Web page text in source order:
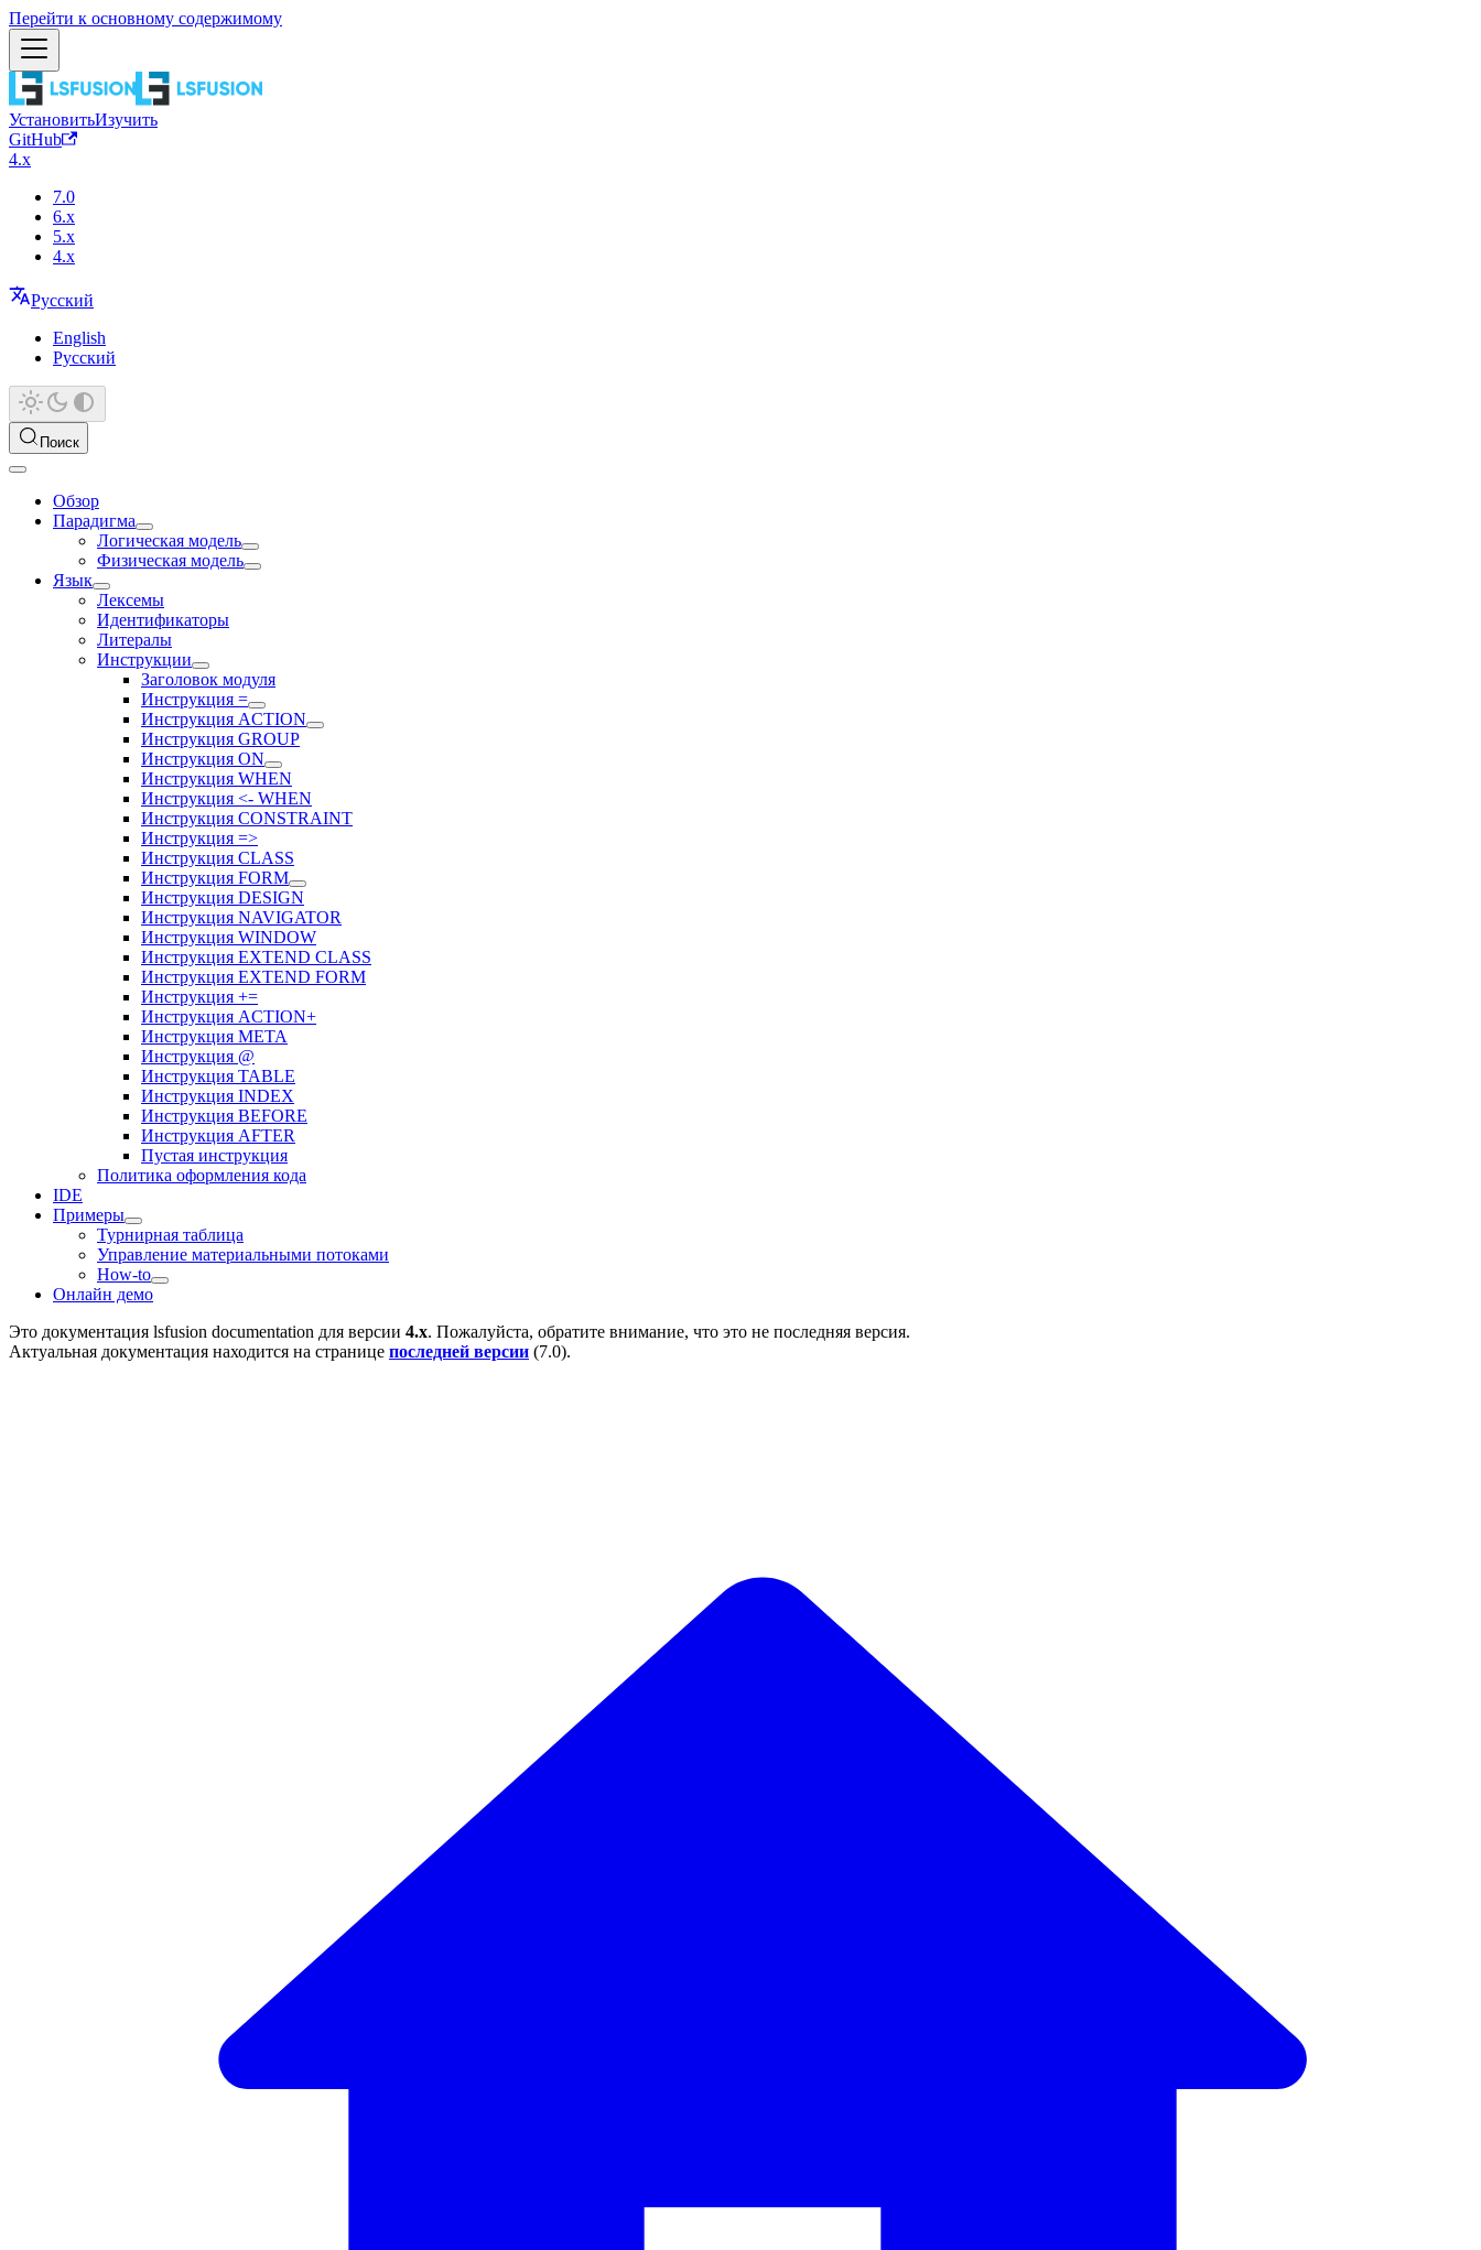
Перейти к основному содержимому
УстановитьИзучить
GitHub
4.x
7.0
6.x
5.x
4.x
Русский
English
Русский
Поиск
Обзор
Парадигма
Логическая модель
Физическая модель
Язык
Лексемы
Идентификаторы
Литералы
Инструкции
Заголовок модуля
Инструкция =
Инструкция ACTION
Инструкция GROUP
Инструкция ON
Инструкция WHEN
Инструкция <- WHEN
Инструкция CONSTRAINT
Инструкция =>
Инструкция CLASS
Инструкция FORM
Инструкция DESIGN
Инструкция NAVIGATOR
Инструкция WINDOW
Инструкция EXTEND CLASS
Инструкция EXTEND FORM
Инструкция +=
Инструкция ACTION+
Инструкция META
Инструкция @
Инструкция TABLE
Инструкция INDEX
Инструкция BEFORE
Инструкция AFTER
Пустая инструкция
Политика оформления кода
IDE
Примеры
Турнирная таблица
Управление материальными потоками
How-to
Онлайн демо
Это документация lsfusion documentation для версии 4.x. Пожалуйста, обратите внимание, что это не последняя версия.
Актуальная документация находится на странице последней версии (7.0).